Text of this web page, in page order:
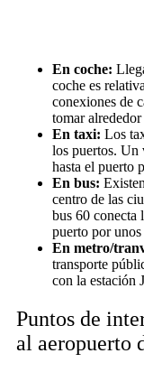
En coche:
coche es
conexiones de
tomar
En taxi: Los
los puertos. Un
hasta el puerto
En bus:
centro de las
bus 60 conecta
puerto por unos
En metro/
transporte
con la estación
Puntos de
al aeropuerto